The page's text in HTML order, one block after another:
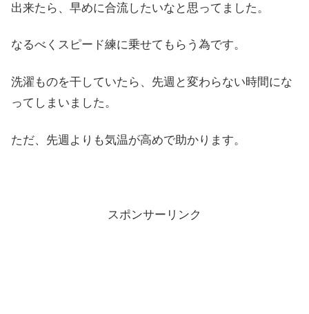
出来たら、早めに合流したいなと思ってました。
なるべくスピード練に乗せてもらう為です。
洗濯ものを干していたら、先週と変わらない時間にな
ってしまいました。
ただ、先週よりも気温が高めで助かります。
スポンサーリンク